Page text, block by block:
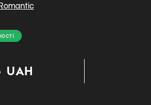
UAH